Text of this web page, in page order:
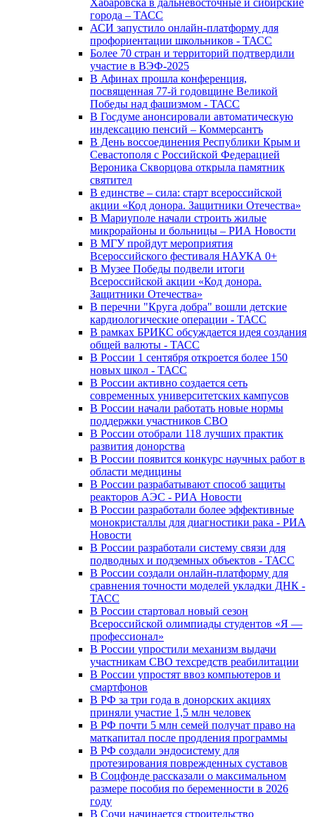
Хабаровска в дальневосточные и сибирские
города – ТАСС
АСИ запустило онлайн-платформу для
профориентации школьников - ТАСС
Более 70 стран и территорий подтвердили
участие в ВЭФ-2025
В Афинах прошла конференция,
посвященная 77-й годовщине Великой
Победы над фашизмом - ТАСС
В Госдуме анонсировали автоматическую
индексацию пенсий – Коммерсантъ
В День воссоединения Республики Крым и
Севастополя с Российской Федерацией
Вероника Скворцова открыла памятник
святител
В единстве – сила: старт всероссийской
акции «Код донора. Защитники Отечества»
В Мариуполе начали строить жилые
микрорайоны и больницы – РИА Новости
В МГУ пройдут мероприятия
Всероссийского фестиваля НАУКА 0+
В Музее Победы подвели итоги
Всероссийской акции «Код донора.
Защитники Отечества»
В перечни "Круга добра" вошли детские
кардиологические операции - ТАСС
В рамках БРИКС обсуждается идея создания
общей валюты - ТАСС
В России 1 сентября откроется более 150
новых школ - ТАСС
В России активно создается сеть
современных университетских кампусов
В России начали работать новые нормы
поддержки участников СВО
В России отобрали 118 лучших практик
развития донорства
В России появится конкурс научных работ в
области медицины
В России разрабатывают способ защиты
реакторов АЭС - РИА Новости
В России разработали более эффективные
монокристаллы для диагностики рака - РИА
Новости
В России разработали систему связи для
подводных и подземных объектов - ТАСС
В России создали онлайн-платформу для
сравнения точности моделей укладки ДНК -
ТАСС
В России стартовал новый сезон
Всероссийской олимпиады студентов «Я —
профессионал»
В России упростили механизм выдачи
участникам СВО техсредств реабилитации
В России упростят ввоз компьютеров и
смартфонов
В РФ за три года в донорских акциях
приняли участие 1,5 млн человек
В РФ почти 5 млн семей получат право на
маткапитал после продления программы
В РФ создали эндосистему для
протезирования поврежденных суставов
В Соцфонде рассказали о максимальном
размере пособия по беременности в 2026
году
В Сочи начинается строительство